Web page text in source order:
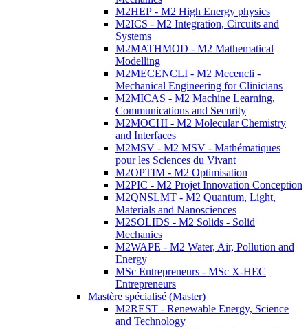
M2HEP - M2 High Energy physics
M2ICS - M2 Integration, Circuits and
Systems
M2MATHMOD - M2 Mathematical
Modelling
M2MECENCLI - M2 Mecencli -
Mechanical Engineering for Clinicians
M2MICAS - M2 Machine Learning,
Communications and Security
M2MOCHI - M2 Molecular Chemistry
and Interfaces
M2MSV - M2 MSV - Mathématiques
pour les Sciences du Vivant
M2OPTIM - M2 Optimisation
M2PIC - M2 Projet Innovation Conception
M2QNSLMT - M2 Quantum, Light,
Materials and Nanosciences
M2SOLIDS - M2 Solids - Solid
Mechanics
M2WAPE - M2 Water, Air, Pollution and
Energy
MSc Entrepreneurs - MSc X-HEC
Entrepreneurs
Mastère spécialisé (Master)
M2REST - Renewable Energy, Science
and Technology